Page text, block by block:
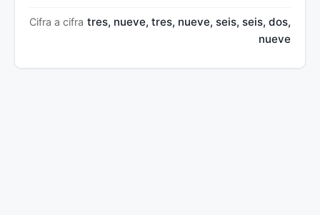
Cifra a cifra tres, nueve, tres, nueve, seis, seis, dos,
nueve